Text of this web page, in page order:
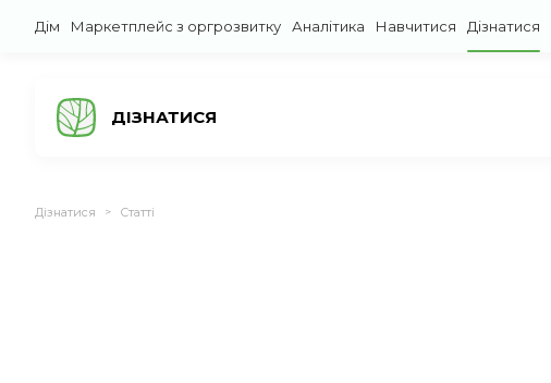
Дім Маркетплейс з оргрозвитку Аналітика Навчитися Дізнатися
ДІЗНАТИСЯ
Дізнатися > Статті